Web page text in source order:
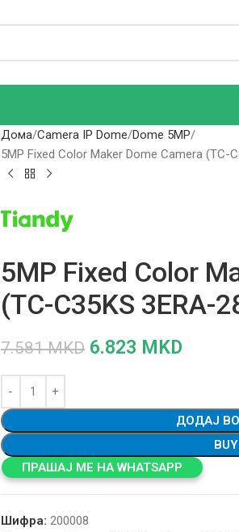
Дома Camera IP Dome Dome 5MP
5MP Fixed Color Maker Dome Camera (TC-
5MP Fixed Color
(TC-C35KS 3ERA-
7.581MKD 6.823 MKD
ДОДАЈ
ПРАШАЈ МЕ НА WHATSAPP
Шифра: 200008